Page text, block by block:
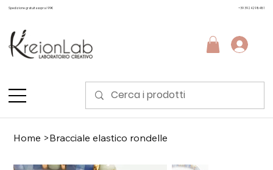
Spedizione gratuita sopra i 99€ +39 3924298481
Home >Bracciale elastico rondelle